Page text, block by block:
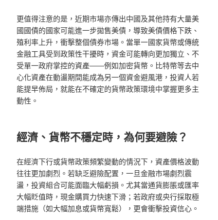
更值得注意的是，近期市場亦傳出中國及其他持有大量美
國國債的國家可能進一步拋售美債，導致美債價格下跌、
殖利率上升，衝擊整個債券市場。當單一國家貨幣或傳統
金融工具受到政策性干擾時，資金可能轉向更加獨立、不
受單一政府掌控的資產——例如加密貨幣。比特幣等去中
心化資產在動盪期間能成為另一個資金避風港，投資人若
能提早佈局，就能在不確定的貨幣政策環境中掌握更多主
動性。
經濟、貨幣不穩定時，為何要避險？
在經濟下行或貨幣政策頻繁變動的情況下，資產價格波動
往往更加劇烈。若缺乏避險配置，一旦金融市場劇烈震
盪，投資組合可能面臨大幅虧損。尤其當通貨膨脹或匯率
大幅貶值時，現金購買力快速下滑；若政府或央行採取極
端措施（如大幅加息或貨幣寬鬆），更會衝擊投資信心。